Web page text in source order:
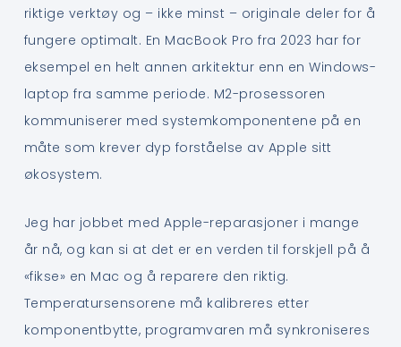
riktige verktøy og – ikke minst – originale deler for å
fungere optimalt. En MacBook Pro fra 2023 har for
eksempel en helt annen arkitektur enn en Windows-
laptop fra samme periode. M2-prosessoren
kommuniserer med systemkomponentene på en
måte som krever dyp forståelse av Apple sitt
økosystem.
Jeg har jobbet med Apple-reparasjoner i mange
år nå, og kan si at det er en verden til forskjell på å
«fikse» en Mac og å reparere den riktig.
Temperatursensorene må kalibreres etter
komponentbytte, programvaren må synkroniseres